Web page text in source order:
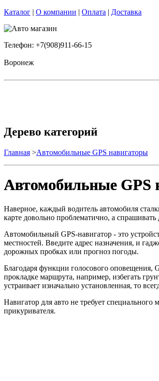
Каталог | О компании | Оплата | Доставка
Телефон: +7(908)911-66-15
Воронеж
Дерево категорий
Главная >Автомобильные GPS навигаторы
Автомобильные GPS
Наверное, каждый водитель автомобиля
карте довольно проблематично, а
Автомобильный GPS-навигатор - это
местностей. Введите адрес назначения, и
дорожных пробках или прогноз погоды.
Благодаря функции голосового оповещения,
прокладке маршрута, например, избегать
устраивает изначально установленная, то
Навигатор для авто не требует
прикуривателя.